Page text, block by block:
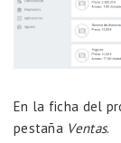
En la ficha del
pestaña Ventas.